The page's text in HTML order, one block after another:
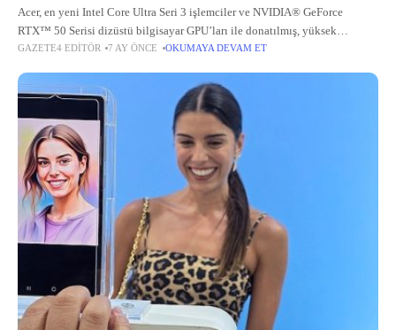
Acer, en yeni Intel Core Ultra Seri 3 işlemciler ve NVIDIA® GeForce
RTX™ 50 Serisi dizüstü bilgisayar GPU’ları ile donatılmış, yüksek
performans, premium grafik kalitesi ve kapsamlı yapay zeka destekli
GAZETE4 EDITÖR 7 AY ÖNCE OKUMAYA DEVAM ET